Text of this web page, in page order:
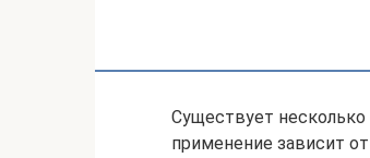
Существует
применение зависит